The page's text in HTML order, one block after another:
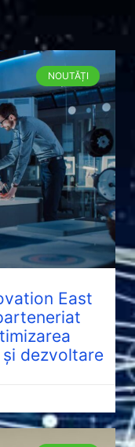
NOUTĂȚI
East
dezvoltare